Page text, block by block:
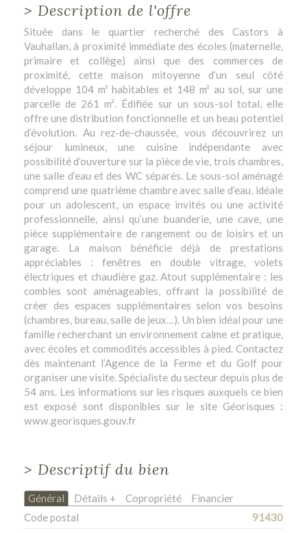
> Description de l'offre
Située dans le quartier recherché des Castors à
Vauhallan, à proximité immédiate des écoles (maternelle,
primaire et collège) ainsi que des commerces de
proximité, cette maison mitoyenne d’un seul côté
développe 104 m² habitables et 148 m² au sol, sur une
parcelle de 261 m². Édifiée sur un sous-sol total, elle
offre une distribution fonctionnelle et un beau potentiel
d’évolution. Au rez-de-chaussée, vous découvrirez un
séjour lumineux, une cuisine indépendante avec
possibilité d’ouverture sur la pièce de vie, trois chambres,
une salle d’eau et des WC séparés. Le sous-sol aménagé
comprend une quatrième chambre avec salle d’eau, idéale
pour un adolescent, un espace invités ou une activité
professionnelle, ainsi qu’une buanderie, une cave, une
pièce supplémentaire de rangement ou de loisirs et un
garage. La maison bénéficie déjà de prestations
appréciables : fenêtres en double vitrage, volets
électriques et chaudière gaz. Atout supplémentaire : les
combles sont aménageables, offrant la possibilité de
créer des espaces supplémentaires selon vos besoins
(chambres, bureau, salle de jeux…). Un bien idéal pour une
famille recherchant un environnement calme et pratique,
avec écoles et commodités accessibles à pied. Contactez
dès maintenant l’Agence de la Ferme et du Golf pour
organiser une visite. Spécialiste du secteur depuis plus de
54 ans. Les informations sur les risques auxquels ce bien
est exposé sont disponibles sur le site Géorisques :
www.georisques.gouv.fr
> Descriptif du bien
Général Détails + Copropriété
Financier
Code postal
91430